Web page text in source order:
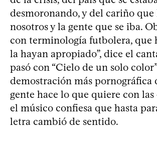
desmoronando, y del cariño que
nosotros y la gente que se iba.
con terminología futbolera, que
la hayan apropiado”, dice el
pasó con “Cielo de un solo
demostración más pornográfica
gente hace lo que quiere con las
el músico confiesa que hasta
letra cambió de sentido.